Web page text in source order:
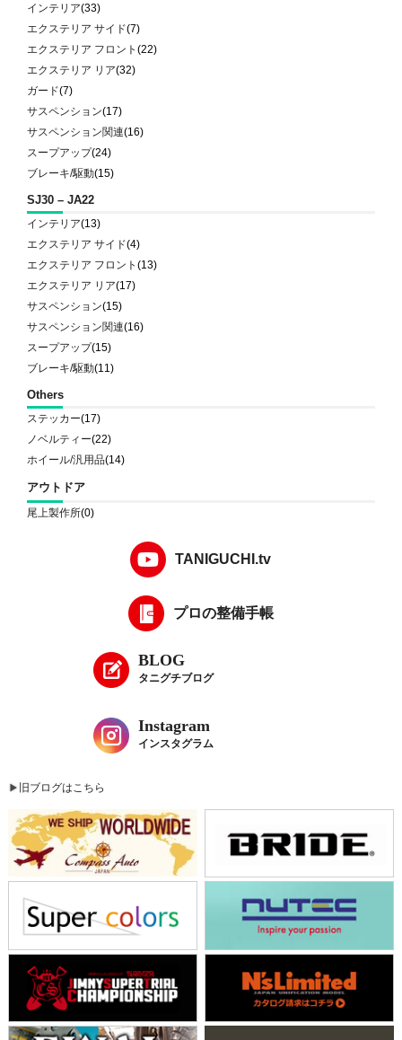
インテリア(33)
エクステリア サイド(7)
エクステリア フロント(22)
エクステリア リア(32)
ガード(7)
サスペンション(17)
サスペンション関連(16)
スープアップ(24)
ブレーキ/駆動(15)
SJ30 – JA22
インテリア(13)
エクステリア サイド(4)
エクステリア フロント(13)
エクステリア リア(17)
サスペンション(15)
サスペンション関連(16)
スープアップ(15)
ブレーキ/駆動(11)
Others
ステッカー(17)
ノベルティー(22)
ホイール/汎用品(14)
アウトドア
尾上製作所(0)
TANIGUCHI.tv
プロの整備手帳
BLOG
タニグチブログ
Instagram
インスタグラム
旧ブログはこちら